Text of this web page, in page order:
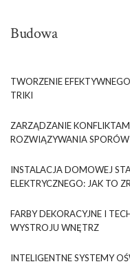
Budowa
TWORZENIE
TRIKI
ZARZĄDZANIE
ROZWIĄZYWANIA
INSTALACJA DOMOWEJ
ELEKTRYCZNEGO: JAK TO
FARBY DEKORACYJNE I
WYSTROJU WNĘTRZ
INTELIGENTNE SYSTEMY